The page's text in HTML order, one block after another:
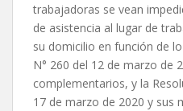
trabajadoras se vean
de asistencia al lugar de
su domicilio en función de
N° 260 del 12 de marzo de
complementarios, y la
17 de marzo de 2020 y sus